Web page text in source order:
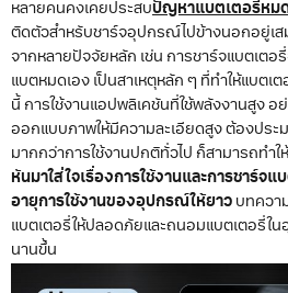
หลายคนคงเคยประสบปัญหาแบตเตอรี่หมด
ติดตัวสำหรับชาร์จอุปกรณ์ไปข้างนอกอยู่เส
จากหลายปัจจัยหลัก เช่น การชาร์จแบตเตอ
แบตหมดเอง เป็นสาเหตุหลัก ๆ ที่ทำให้แบตเ
นี้ การใช้งานแอปพลิเคชันที่ใช้พลังงานสูง อ
ออกแบบภาพให้มีความละเอียดสูง ต้องประ
มากกว่าการใช้งานปกติทั่วไป ก็สามารถทำใ
หันมาใส่ใจเรื่องการใช้งานและการชาร์จ
อายุการใช้งานของอุปกรณ์ให้ยาว บทควา
แบตเตอรี่ให้ปลอดภัยและถนอมแบตเตอรี่ใ
นานขึ้น